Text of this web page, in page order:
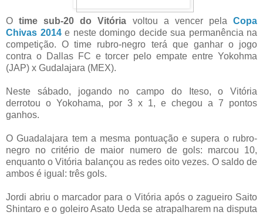
Otime sub-20 do Vitória voltou a vencer pelaCopa
Chivas 2014e neste domingo decide sua permanência na
competição. O time rubro-negro terá que ganhar o jogo
contra o Dallas FC e torcer pelo empate entre Yokohma
(JAP) x Gudalajara (MEX).
Neste sábado, jogando no campo do Iteso, o Vitória
derrotou o Yokohama, por 3 x 1, e chegou a 7 pontos
ganhos.
O Guadalajara tem a mesma pontuação e supera o rubro-
negro no critério de maior numero de gols: marcou 10,
enquanto o Vitória balançou as redes oito vezes. O saldo de
ambos é igual: três gols.
Jordi abriu o marcador para o Vitória após o zagueiro Saito
Shintaro e o goleiro Asato Ueda se atrapalharem na disputa